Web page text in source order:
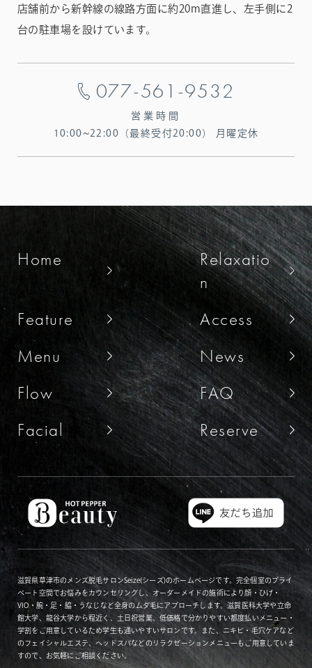
店舗前から新幹線の線路方面に約20m直進し、左手側に2
台の駐車場を設けています。
077-561-9532
営業時間
10:00~22:00（最終受付20:00）
月曜定休
Home
Relaxatio
n
Feature
Access
Menu
News
Flow
FAQ
Facial
Reserve
滋賀県草津市のメンズ脱毛サロンSeize(シーズ)のホームページです。完全個室のプライ
ベート空間でお悩みをカウンセリングし、オーダーメイドの施術により顔・ひげ・
VIO・腕・足・脇・うなじなど全身のムダ毛にアプローチします。滋賀医科大学や立命
館大学、龍谷大学から程近く、土日祝営業、低価格で分かりやすい都度払いメニュー・
学割をご用意しているため学生も通いやすいサロンです。また、ニキビ・毛穴ケアなど
のフェイシャルエステ、ヘッドスパなどのリラクゼーションメニューもご用意していま
すので、お気軽にご相談ください。